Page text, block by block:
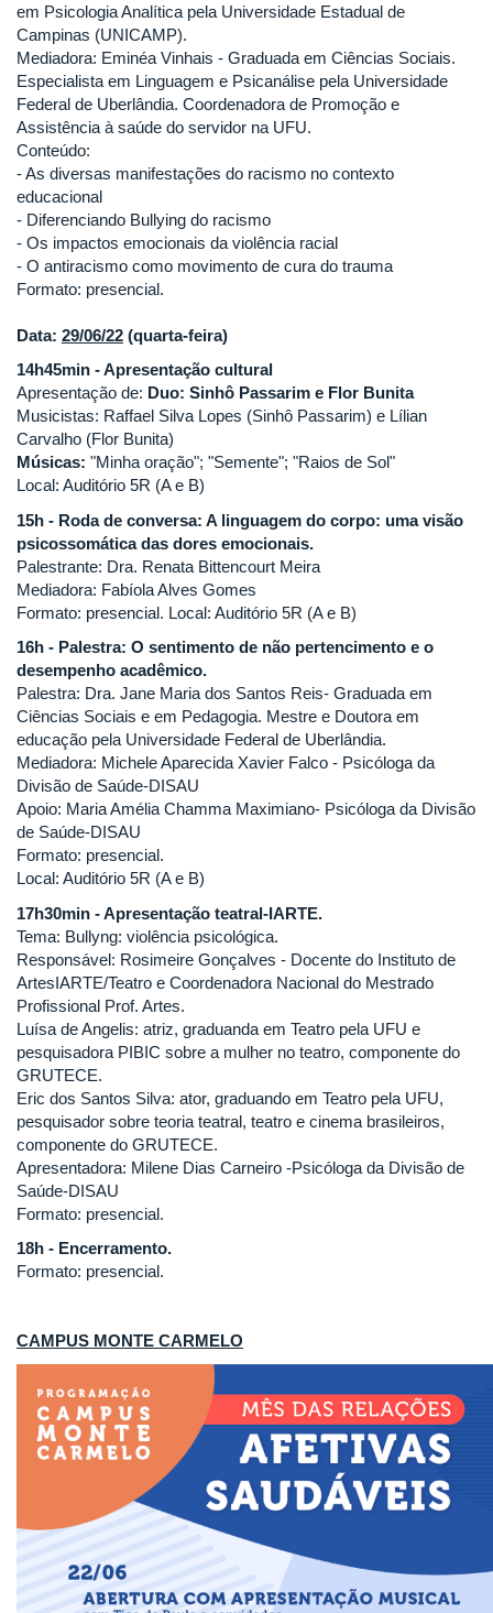
em Psicologia Analítica pela Universidade Estadual de
Campinas (UNICAMP).
Mediadora: Eminéa Vinhais - Graduada em Ciências Sociais.
Especialista em Linguagem e Psicanálise pela Universidade
Federal de Uberlândia. Coordenadora de Promoção e
Assistência à saúde do servidor na UFU.
Conteúdo:
- As diversas manifestações do racismo no contexto
educacional
- Diferenciando Bullying do racismo
- Os impactos emocionais da violência racial
- O antiracismo como movimento de cura do trauma
Formato: presencial.
Data: 29/06/22 (quarta-feira)
14h45min - Apresentação cultural
Apresentação de: Duo: Sinhô Passarim e Flor Bunita
Musicistas: Raffael Silva Lopes (Sinhô Passarim) e Lílian
Carvalho (Flor Bunita)
Músicas: "Minha oração"; "Semente"; "Raios de Sol"
Local: Auditório 5R (A e B)
15h - Roda de conversa: A linguagem do corpo: uma visão
psicossomática das dores emocionais.
Palestrante: Dra. Renata Bittencourt Meira
Mediadora: Fabíola Alves Gomes
Formato: presencial. Local: Auditório 5R (A e B)
16h - Palestra: O sentimento de não pertencimento e o
desempenho acadêmico.
Palestra: Dra. Jane Maria dos Santos Reis- Graduada em
Ciências Sociais e em Pedagogia. Mestre e Doutora em
educação pela Universidade Federal de Uberlândia.
Mediadora: Michele Aparecida Xavier Falco - Psicóloga da
Divisão de Saúde-DISAU
Apoio: Maria Amélia Chamma Maximiano- Psicóloga da Divisão
de Saúde-DISAU
Formato: presencial.
Local: Auditório 5R (A e B)
17h30min - Apresentação teatral-IARTE.
Tema: Bullyng: violência psicológica.
Responsável: Rosimeire Gonçalves - Docente do Instituto de
ArtesIARTE/Teatro e Coordenadora Nacional do Mestrado
Profissional Prof. Artes.
Luísa de Angelis: atriz, graduanda em Teatro pela UFU e
pesquisadora PIBIC sobre a mulher no teatro, componente do
GRUTECE.
Eric dos Santos Silva: ator, graduando em Teatro pela UFU,
pesquisador sobre teoria teatral, teatro e cinema brasileiros,
componente do GRUTECE.
Apresentadora: Milene Dias Carneiro -Psicóloga da Divisão de
Saúde-DISAU
Formato: presencial.
18h - Encerramento.
Formato: presencial.
CAMPUS MONTE CARMELO